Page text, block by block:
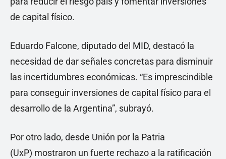
de capital físico.
Eduardo Falcone, diputado del MID, destacó la
necesidad de dar señales concretas para disminuir
las incertidumbres económicas. “Es imprescindible
para conseguir inversiones de capital físico para el
desarrollo de la Argentina”, subrayó.
Por otro lado, desde Unión por la Patria
(UxP) mostraron un fuerte rechazo a la ratificación